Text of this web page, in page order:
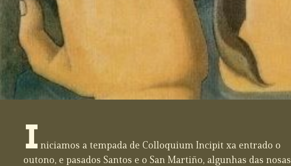
I niciamos a tempada de Colloquium Incipit xa entrado o
outono, e pasados Santos e o San Martiño, algunhas das nosas